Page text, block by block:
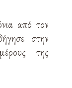
από τον
στην
της